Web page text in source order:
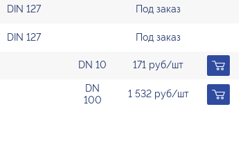
DIN 127 Под заказ
DIN 127 Под заказ
DN 10 171 руб/шт
DN
100
1 532 руб/шт